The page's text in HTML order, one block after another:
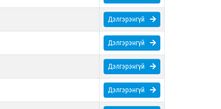
Дэлгэрэнгүй
Дэлгэрэнгүй
Дэлгэрэнгүй
Дэлгэрэнгүй